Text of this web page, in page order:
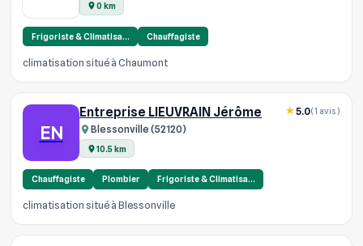
0 km
Frigoriste & Climatisa… Chauffagiste
climatisation situé à Chaumont
EN
Entreprise LIEUVRAIN Jérôme
Blessonville (52120)
10.5 km
5.0(1 avis)
Chauffagiste Plombier Frigoriste & Climatisa…
climatisation situé à Blessonville